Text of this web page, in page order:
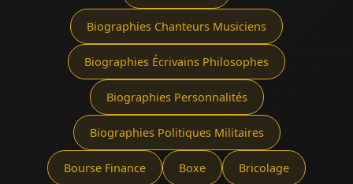
Biographies Chanteurs Musiciens
Biographies Écrivains Philosophes
Biographies Personnalités
Biographies Politiques Militaires
Bourse Finance Boxe Bricolage